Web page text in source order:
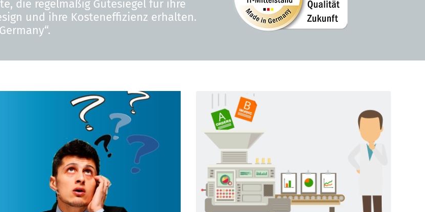
die regelmäßig Gütesiegel für ihre
und ihre Kosteneffizienz erhalten.